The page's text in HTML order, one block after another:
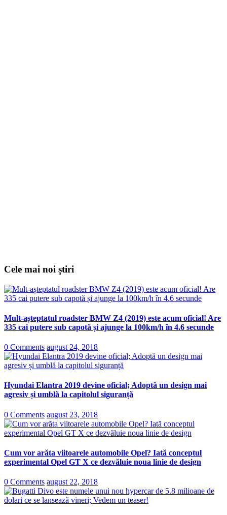
Cele mai noi știri
Mult-așteptatul roadster BMW Z4 (2019) este acum oficial! Are
335 cai putere sub capotă și ajunge la 100km/h în 4.6 secunde
0 Comments august 24, 2018
Hyundai Elantra 2019 devine oficial; Adoptă un design mai
agresiv și umblă la capitolul siguranță
0 Comments august 23, 2018
Cum vor arăta viitoarele automobile Opel? Iată conceptul
experimental Opel GT X ce dezvăluie noua linie de design
0 Comments august 22, 2018